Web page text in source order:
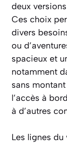
deux
Ces choix
divers
ou
spacieux et
notamment
sans
l’accès à
à d’autres
Les lignes